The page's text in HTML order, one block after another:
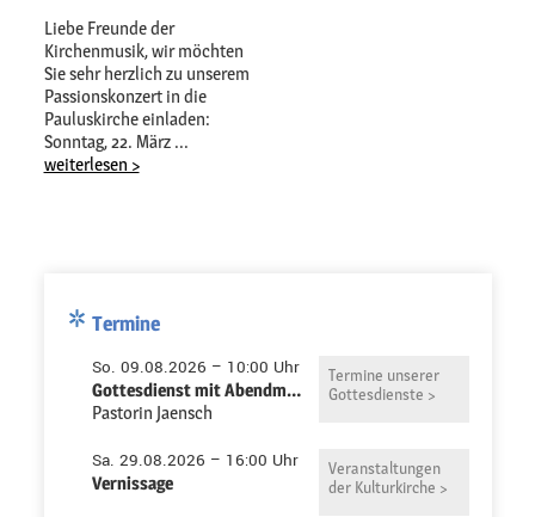
Liebe Freunde der
Kirchenmusik, wir möchten
Sie sehr herzlich zu unserem
Passionskonzert in die
Pauluskirche einladen:
Sonntag, 22. März ...
weiterlesen >
Termine
So. 09.08.2026 – 10:00 Uhr
Gottesdienst mit Abendmahl in der Pauluskirche
Pastorin Jaensch
Termine unserer
Gottesdienste >
Sa. 29.08.2026 – 16:00 Uhr
Vernissage
Veranstaltungen
der Kulturkirche >